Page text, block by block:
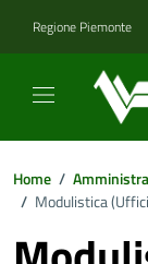
Regione Piemonte
Home /
/ Modulistica (